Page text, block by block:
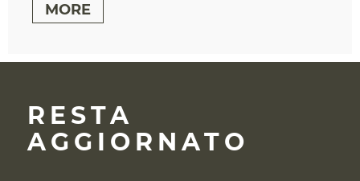
MORE
RESTA
AGGIORNATO